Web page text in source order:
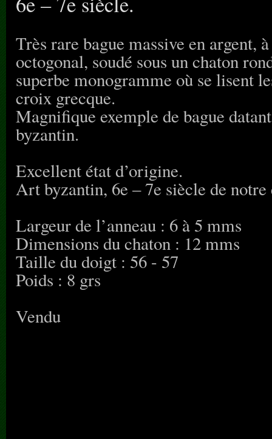
Très rare bague massive en argent,
octogonal, soudé sous un chaton
superbe monogramme où se lisent
croix grecque.
Magnifique exemple de bague
byzantin.
Excellent état d’origine.
Art byzantin, 6e – 7e siècle de notre
Largeur de l’anneau : 6 à 5 mms
Dimensions du chaton : 12 mms
Taille du doigt : 56 - 57
Poids : 8 grs
Vendu